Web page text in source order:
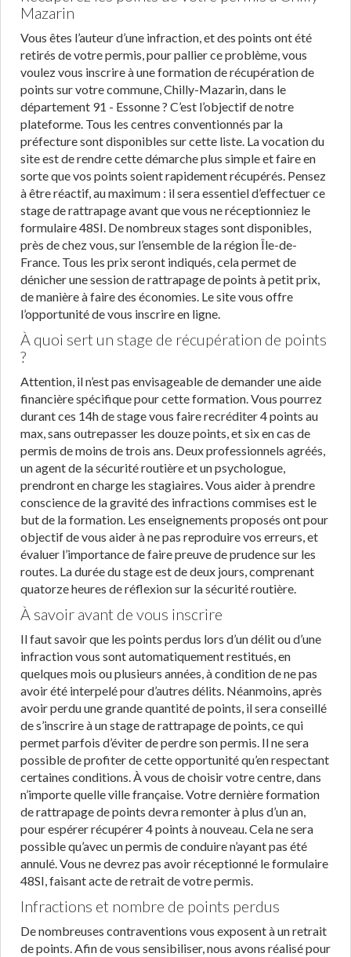
Mazarin
Vous êtes l’auteur d’une infraction, et des points ont été
retirés de votre permis, pour pallier ce problème, vous
voulez vous inscrire à une formation de récupération de
points sur votre commune, Chilly-Mazarin, dans le
département 91 - Essonne ? C’est l’objectif de notre
plateforme. Tous les centres conventionnés par la
préfecture sont disponibles sur cette liste. La vocation du
site est de rendre cette démarche plus simple et faire en
sorte que vos points soient rapidement récupérés. Pensez
à être réactif, au maximum : il sera essentiel d’effectuer ce
stage de rattrapage avant que vous ne réceptionniez le
formulaire 48SI. De nombreux stages sont disponibles,
près de chez vous, sur l’ensemble de la région Île-de-
France. Tous les prix seront indiqués, cela permet de
dénicher une session de rattrapage de points à petit prix,
de manière à faire des économies. Le site vous offre
l’opportunité de vous inscrire en ligne.
À quoi sert un stage de récupération de points
?
Attention, il n’est pas envisageable de demander une aide
financière spécifique pour cette formation. Vous pourrez
durant ces 14h de stage vous faire recréditer 4 points au
max, sans outrepasser les douze points, et six en cas de
permis de moins de trois ans. Deux professionnels agréés,
un agent de la sécurité routière et un psychologue,
prendront en charge les stagiaires. Vous aider à prendre
conscience de la gravité des infractions commises est le
but de la formation. Les enseignements proposés ont pour
objectif de vous aider à ne pas reproduire vos erreurs, et
évaluer l’importance de faire preuve de prudence sur les
routes. La durée du stage est de deux jours, comprenant
quatorze heures de réflexion sur la sécurité routière.
À savoir avant de vous inscrire
Il faut savoir que les points perdus lors d’un délit ou d’une
infraction vous sont automatiquement restitués, en
quelques mois ou plusieurs années, à condition de ne pas
avoir été interpelé pour d’autres délits. Néanmoins, après
avoir perdu une grande quantité de points, il sera conseillé
de s’inscrire à un stage de rattrapage de points, ce qui
permet parfois d’éviter de perdre son permis. Il ne sera
possible de profiter de cette opportunité qu’en respectant
certaines conditions. À vous de choisir votre centre, dans
n’importe quelle ville française. Votre dernière formation
de rattrapage de points devra remonter à plus d’un an,
pour espérer récupérer 4 points à nouveau. Cela ne sera
possible qu’avec un permis de conduire n’ayant pas été
annulé. Vous ne devrez pas avoir réceptionné le formulaire
48SI, faisant acte de retrait de votre permis.
Infractions et nombre de points perdus
De nombreuses contraventions vous exposent à un retrait
de points. Afin de vous sensibiliser, nous avons réalisé pour